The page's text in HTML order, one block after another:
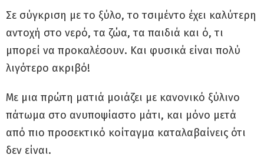
Σε σύγκριση με το ξύλο, το τσιμέντο έχει καλύτερη
αντοχή στο νερό, τα ζώα, τα παιδιά και ό, τι
μπορεί να προκαλέσουν. Και φυσικά είναι πολύ
λιγότερο ακριβό!
Με μια πρώτη ματιά μοιάζει με κανονικό ξύλινο
πάτωμα στο ανυποψίαστο μάτι, και μόνο μετά
από πιο προσεκτικό κοίταγμα καταλαβαίνεις ότι
δεν είναι.